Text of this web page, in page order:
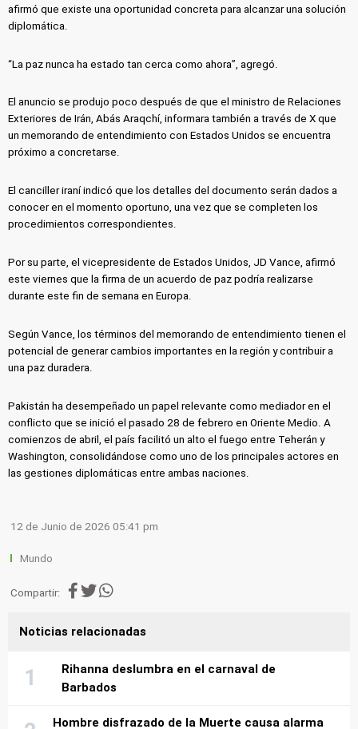
afirmó que existe una oportunidad concreta para alcanzar una solución
diplomática.
“La paz nunca ha estado tan cerca como ahora”, agregó.
El anuncio se produjo poco después de que el ministro de Relaciones
Exteriores de Irán, Abás Araqchí, informara también a través de X que
un memorando de entendimiento con Estados Unidos se encuentra
próximo a concretarse.
El canciller iraní indicó que los detalles del documento serán dados a
conocer en el momento oportuno, una vez que se completen los
procedimientos correspondientes.
Por su parte, el vicepresidente de Estados Unidos, JD Vance, afirmó
este viernes que la firma de un acuerdo de paz podría realizarse
durante este fin de semana en Europa.
Según Vance, los términos del memorando de entendimiento tienen el
potencial de generar cambios importantes en la región y contribuir a
una paz duradera.
Pakistán ha desempeñado un papel relevante como mediador en el
conflicto que se inició el pasado 28 de febrero en Oriente Medio. A
comienzos de abril, el país facilitó un alto el fuego entre Teherán y
Washington, consolidándose como uno de los principales actores en
las gestiones diplomáticas entre ambas naciones.
12 de Junio de 2026 05:41 pm
Mundo
Compartir:
Noticias relacionadas
Rihanna deslumbra en el carnaval de
Barbados
Hombre disfrazado de la Muerte causa alarma